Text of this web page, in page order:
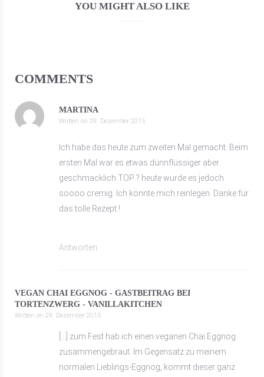
YOU MIGHT ALSO LIKE
COMMENTS
MARTINA
Written on 29. Dezember 2015
Ich habe das heute zum zweiten Mal gemacht. Beim
ersten Mal war es etwas dünnflüssiger aber
geschmacklich TOP ? heute wurde es jedoch
soooo cremig. Ich könnte mich reinlegen. Danke für
das tolle Rezept !
Antworten
VEGAN CHAI EGGNOG - GASTBEITRAG BEI
TORTENZWERG - VANILLAKITCHEN
Written on 29. Dezember 2015
[…] zum Fest hab ich einen veganen Chai Eggnog
zusammengebraut. Im Gegensatz zu meinem
normalen Lieblings-Eggnog, kommt dieser ganz